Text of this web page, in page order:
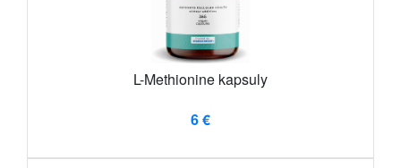
L-Methionine kapsuly
6 €